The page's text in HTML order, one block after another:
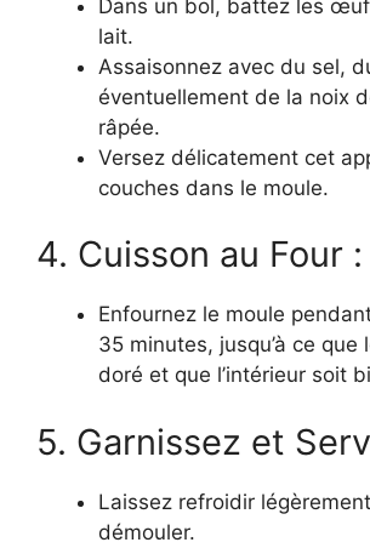
Dans un bol, battez les
lait.
Assaisonnez avec du sel,
éventuellement de la noix
râpée.
Versez délicatement cet
couches dans le moule.
4. Cuisson au Four :
Enfournez le moule
35 minutes, jusqu’à ce que
doré et que l’intérieur soit
5. Garnissez et
Laissez refroidir
démouler.